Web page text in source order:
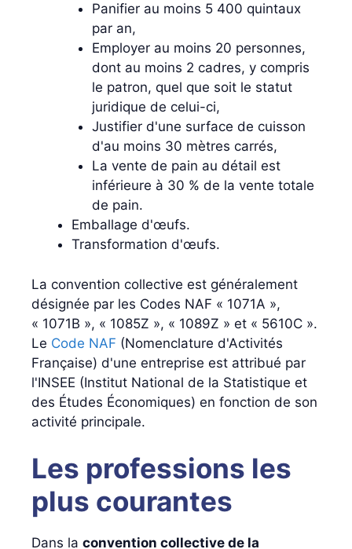
Panifier au moins 5 400 quintaux
par an,
Employer au moins 20 personnes,
dont au moins 2 cadres, y compris
le patron, quel que soit le statut
juridique de celui-ci,
Justifier d'une surface de cuisson
d'au moins 30 mètres carrés,
La vente de pain au détail est
inférieure à 30 % de la vente totale
de pain.
Emballage d'œufs.
Transformation d'œufs.
La convention collective est généralement
désignée par les Codes NAF « 1071A »,
« 1071B », « 1085Z », « 1089Z » et « 5610C ».
Le Code NAF (Nomenclature d'Activités
Française) d'une entreprise est attribué par
l'INSEE (Institut National de la Statistique et
des Études Économiques) en fonction de son
activité principale.
Les professions les
plus courantes
Dans la convention collective de la